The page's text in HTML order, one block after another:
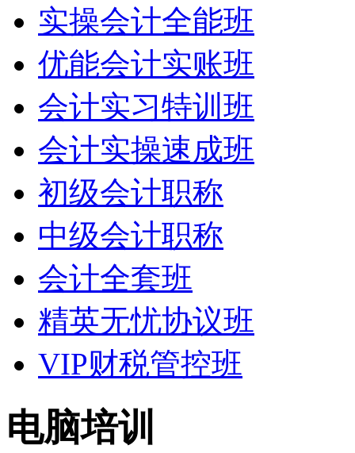
实操会计全能班
优能会计实账班
会计实习特训班
会计实操速成班
初级会计职称
中级会计职称
会计全套班
精英无忧协议班
VIP财税管控班
电脑培训